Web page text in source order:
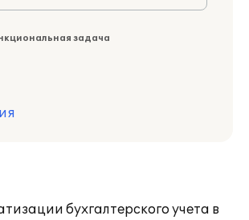
задача
бухгалтерского учета в